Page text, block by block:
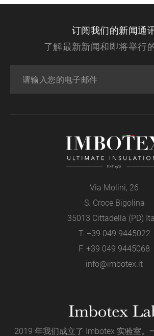
订阅我们的新闻通
了解最新新闻和即将举行
Via Molini, 26
S. Croce Bigolina
35013 Cittadella (PD)
T. +39 049 9445022
F. +39 049 9445068
info@imbotex.it
2019 年我们成立了 Imbotex 实验室。